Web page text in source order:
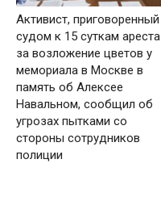
Активист, приговоренный
судом к 15 суткам ареста
за возложение цветов у
мемориала в Москве в
память об Алексее
Навальном, сообщил об
угрозах пытками со
стороны сотрудников
полиции